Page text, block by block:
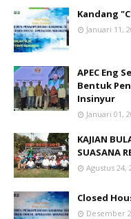
Kandang
Januari 11,
APEC Eng
Bentuk
Insinyur
Januari 01,
KAJIAN
SUASANA
Agustus 24,
Closed
Desember